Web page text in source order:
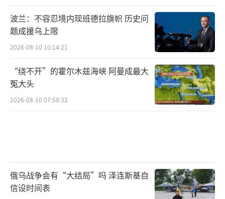
波兰：不容忍境内现班德拉旗帜 历史问
题成援乌上限
2026-08-10 10:14:21
“绕不开”的霍尔木兹海峡 阿曼成最大
冤大头
2026-08-10 07:58:32
俄乌战争会有“大结局”吗 泽连斯基自
信设时间表